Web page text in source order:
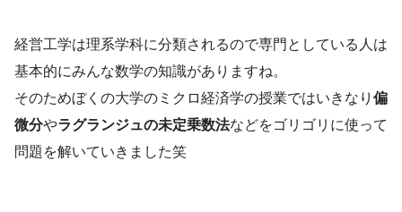
経営工学は理系学科に分類されるので専門としている人は
基本的にみんな数学の知識がありますね。
そのためぼくの大学のミクロ経済学の授業ではいきなり 偏
微分やラグランジュの未定乗数法などをゴリゴリに使って
問題を解いていきました笑